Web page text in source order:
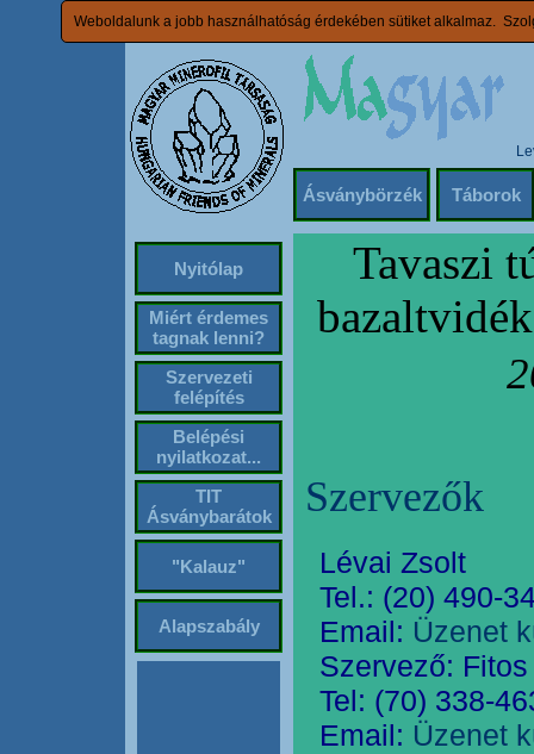
Weboldalunk a jobb használhatóság érdekében sütiket alkalmaz.
Ásványbörzék Táborok
Nyitólap
Miért érdemes
tagnak lenni?
Szervezeti
felépítés
Belépési
nyilatkozat...
TIT
Ásványbarátok
"Kalauz"
Alapszabály
Tavaszi
Szervezők
Lévai Zsolt
Tel.: (20) 490-
Email: Üzenet
Szervező:
Tel: (70) 338-
Email: Üzenet